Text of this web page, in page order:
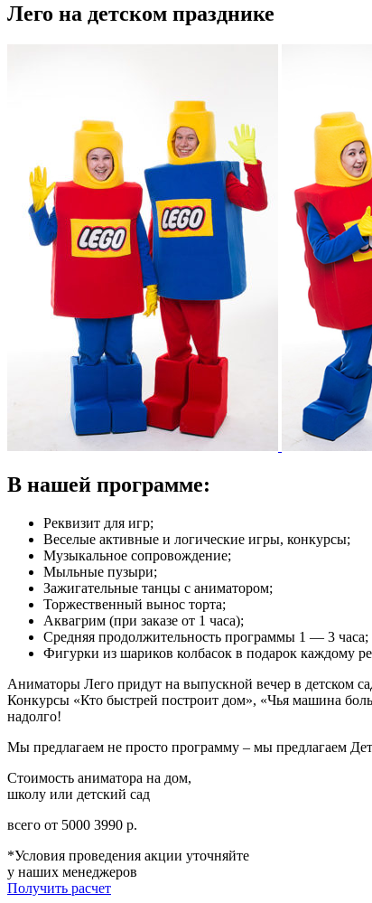
Лего на детском празднике
В нашей программе:
Реквизит для игр;
Веселые активные и логические игры, конкурсы;
Музыкальное сопровождение;
Мыльные пузыри;
Зажигательные танцы с аниматором;
Торжественный вынос торта;
Аквагрим (при заказе от 1 часа);
Средняя продолжительность программы 1 — 3 часа;
Фигурки из шариков колбасок в подарок каждому
Аниматоры Лего придут на выпускной вечер в детском
Конкурсы «Кто быстрей построит дом», «Чья машина
надолго!
Мы предлагаем не просто программу – мы предлагаем
Стоимость аниматора на дом,
школу или детский сад
всего от 5000 3990 р.
*Условия проведения акции уточняйте
у наших менеджеров
Получить расчет